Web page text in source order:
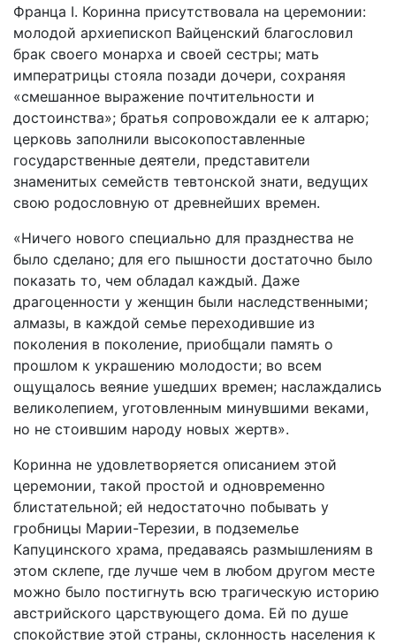
Франца I. Коринна присутствовала на церемонии:
молодой архиепископ Вайценский благословил
брак своего монарха и своей сестры; мать
императрицы стояла позади дочери, сохраняя
«смешанное выражение почтительности и
достоинства»; братья сопровождали ее к алтарю;
церковь заполнили высокопоставленные
государственные деятели, представители
знаменитых семейств тевтонской знати, ведущих
свою родословную от древнейших времен.
«Ничего нового специально для празднества не
было сделано; для его пышности достаточно было
показать то, чем обладал каждый. Даже
драгоценности у женщин были наследственными;
алмазы, в каждой семье переходившие из
поколения в поколение, приобщали память о
прошлом к украшению молодости; во всем
ощущалось веяние ушедших времен; наслаждались
великолепием, уготовленным минувшими веками,
но не стоившим народу новых жертв».
Коринна не удовлетворяется описанием этой
церемонии, такой простой и одновременно
блистательной; ей недостаточно побывать у
гробницы Марии-Терезии, в подземелье
Капуцинского храма, предаваясь размышлениям в
этом склепе, где лучше чем в любом другом месте
можно было постигнуть всю трагическую историю
австрийского царствующего дома. Ей по душе
спокойствие этой страны, склонность населения к